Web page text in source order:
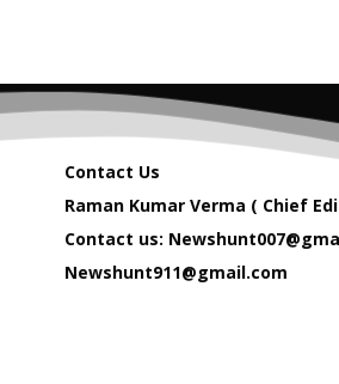
Contact Us
Raman Kumar Verma ( Chief
Contact us:
Newshunt911@gmail.com